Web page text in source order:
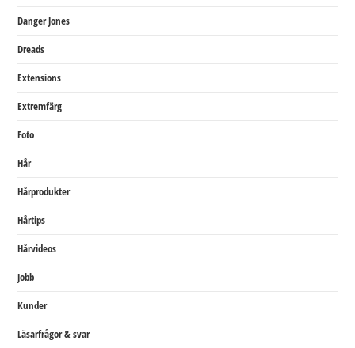
Danger Jones
Dreads
Extensions
Extremfärg
Foto
Hår
Hårprodukter
Hårtips
Hårvideos
Jobb
Kunder
Läsarfrågor & svar